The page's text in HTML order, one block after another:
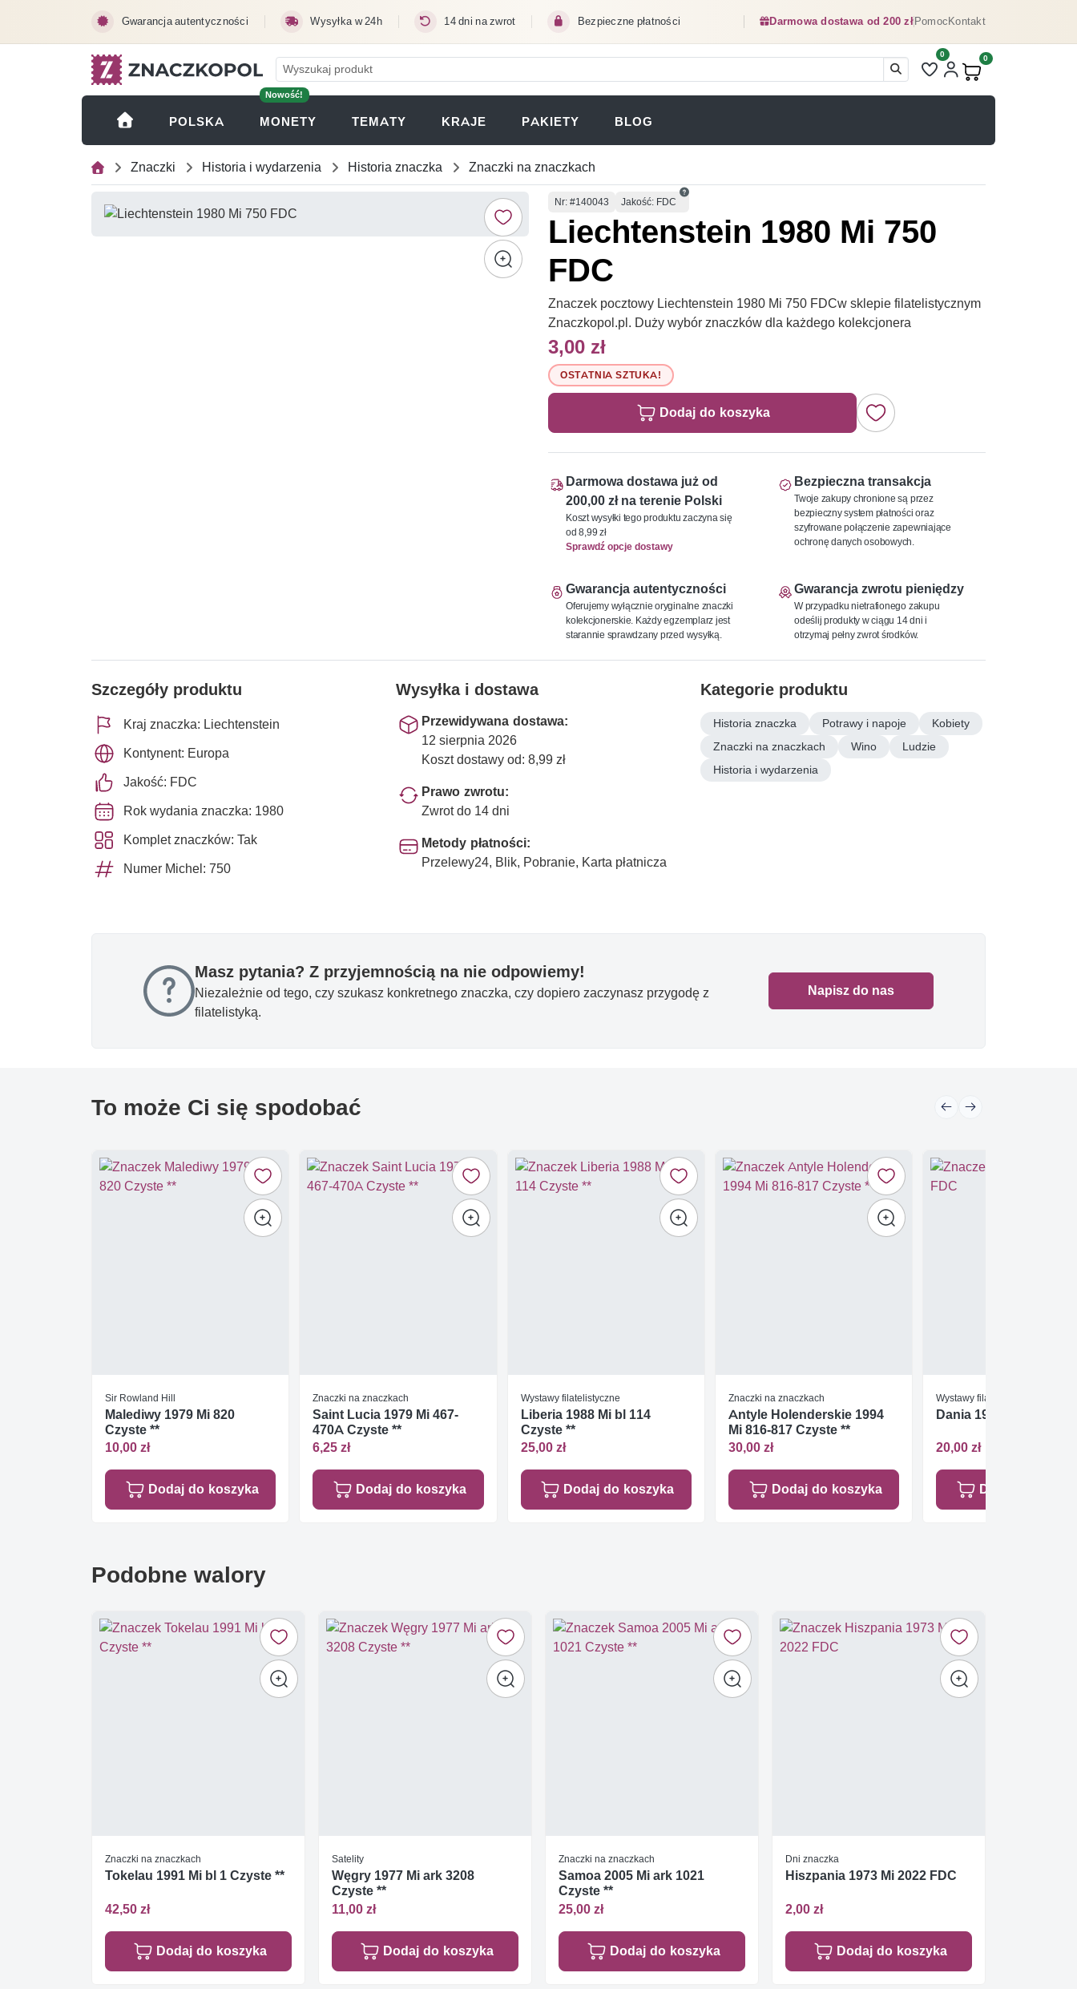
Gwarancja autentyczności Wysyłka w 24h 14 dni na zwrot Bezpieczne płatności Darmowa dostawa od 200 złPomocKontakt
Liczba pozycji na liście
0
Produkty w koszyku:
0
POLSKA
Nowość!
MONETY (OTWIERA SIĘ W NOWEJ KARCIE)
TEMATY KRAJE PAKIETY BLOG
Znaczki Historia i wydarzenia Historia znaczka Znaczki na znaczkach
Numer
Nr: #140043 Jakość: FDC
Liechtenstein 1980 Mi 750
FDC
Znaczek pocztowy Liechtenstein 1980 Mi 750 FDCw sklepie filatelistycznym
Znaczkopol.pl. Duży wybór znaczków dla każdego kolekcjonera
3,00 zł
OSTATNIA SZTUKA!
Dodaj do koszyka
Darmowa dostawa już od
200,00 zł na terenie Polski
Koszt wysyłki tego produktu zaczyna się
od 8,99 zł
Sprawdź opcje dostawy
Bezpieczna transakcja
Twoje zakupy chronione są przez
bezpieczny system płatności oraz
szyfrowane połączenie zapewniające
ochronę danych osobowych.
Gwarancja autentyczności
Oferujemy wyłącznie oryginalne znaczki
kolekcjonerskie. Każdy egzemplarz jest
starannie sprawdzany przed wysyłką.
Gwarancja zwrotu pieniędzy
W przypadku nietrafionego zakupu
odeślij produkty w ciągu 14 dni i
otrzymaj pełny zwrot środków.
Szczegóły produktu
Kraj znaczka: Liechtenstein
Kontynent: Europa
Jakość: FDC
Rok wydania znaczka: 1980
Komplet znaczków: Tak
Numer Michel: 750
Wysyłka i dostawa
Przewidywana dostawa:
12 sierpnia 2026
Koszt dostawy od: 8,99 zł
Prawo zwrotu:
Zwrot do 14 dni
Metody płatności:
Przelewy24, Blik, Pobranie, Karta płatnicza
Kategorie produktu
Historia znaczka Potrawy i napoje
Kobiety
Znaczki na znaczkach
Wino
Ludzie
Historia i wydarzenia
Masz pytania? Z przyjemnością na nie odpowiemy!
Niezależnie od tego, czy szukasz konkretnego znaczka, czy dopiero zaczynasz przygodę z
filatelistyką.
Napisz do nas
To może Ci się spodobać
Sir Rowland Hill
Malediwy 1979 Mi 820
Czyste **
10,00 zł
Dodaj do koszyka
Znaczki na znaczkach
Saint Lucia 1979 Mi 467-
470A Czyste **
6,25 zł
Dodaj do koszyka
Wystawy filatelistyczne
Liberia 1988 Mi bl 114
Czyste **
25,00 zł
Dodaj do koszyka
Znaczki na znaczkach
Antyle Holenderskie 1994
Mi 816-817 Czyste **
30,00 zł
Dodaj do koszyka
Wystawy filatelistyczne
Dania 1975 Mi bl 1 FDC
20,00 zł
Dodaj do
Podobne walory
Znaczki na znaczkach
Tokelau 1991 Mi bl 1 Czyste **
42,50 zł
Dodaj do koszyka
Satelity
Węgry 1977 Mi ark 3208
Czyste **
11,00 zł
Dodaj do koszyka
Znaczki na znaczkach
Samoa 2005 Mi ark 1021
Czyste **
25,00 zł
Dodaj do koszyka
Dni znaczka
Hiszpania 1973 Mi 2022 FDC
2,00 zł
Dodaj do koszyka